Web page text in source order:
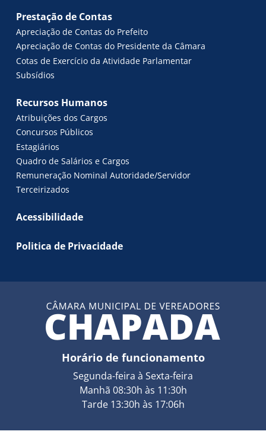
Prestação de Contas
Apreciação de Contas do Prefeito
Apreciação de Contas do Presidente da Câmara
Cotas de Exercício da Atividade Parlamentar
Subsídios
Recursos Humanos
Atribuições dos Cargos
Concursos Públicos
Estagiários
Quadro de Salários e Cargos
Remuneração Nominal Autoridade/Servidor
Terceirizados
Acessibilidade
Politica de Privacidade
Horário de funcionamento
Segunda-feira à Sexta-feira
Manhã 08:30h às 11:30h
Tarde 13:30h às 17:06h